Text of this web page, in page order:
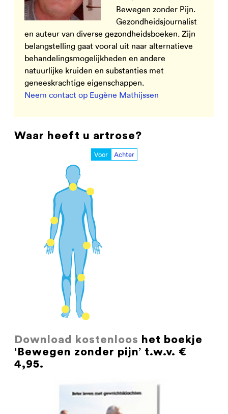
Bewegen zonder Pijn.
Gezondheidsjournalist
en auteur van diverse gezondheidsboeken. Zijn
belangstelling gaat vooral uit naar alternatieve
behandelingsmogelijkheden en andere
natuurlijke kruiden en substanties met
geneeskrachtige eigenschappen.
Neem contact op Eugène Mathijssen
Waar heeft u artrose?
Voor Achter
Download kostenloos het boekje
‘Bewegen zonder pijn’ t.w.v. €
4,95.